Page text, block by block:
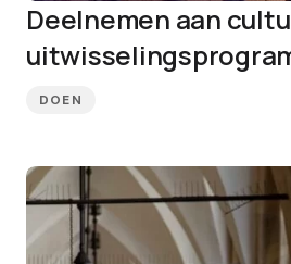
Deelnemen aan
DOEN